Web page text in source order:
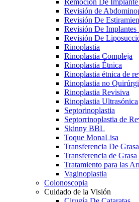
Revisión de
Revisión De
Revisión De Implantes
Revisión De
Rinoplastia
Rinoplastia Compleja
Rinoplastia Étnica
Rinoplastia étnica de
Rinoplastia no
Rinoplastia Revisiva
Rinoplastia Ultrasónica
Septorinoplastia
Septorrinoplastia de
Skinny BBL
Toque MonaLisa
Transferencia De Grasa
Transferencia de
Tratamiento para las
Vaginoplastia
Colonoscopia
Cuidado de la Visión